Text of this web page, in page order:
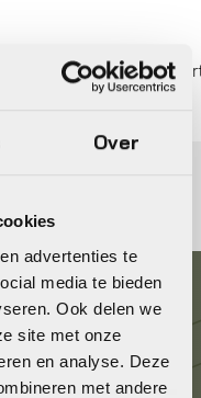
Over
advertenties te
media te bieden
Ook delen we
site met onze
en analyse. Deze
met andere
werkplaats met
op via de